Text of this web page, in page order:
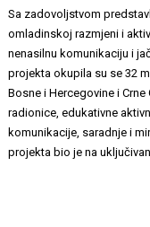
Sa zadovoljstvom
omladinskoj razmjeni i
nenasilnu komunikaciju i
projekta okupila su se 32
Bosne i Hercegovine i
radionice, edukativne
komunikacije, saradnje i
projekta bio je na